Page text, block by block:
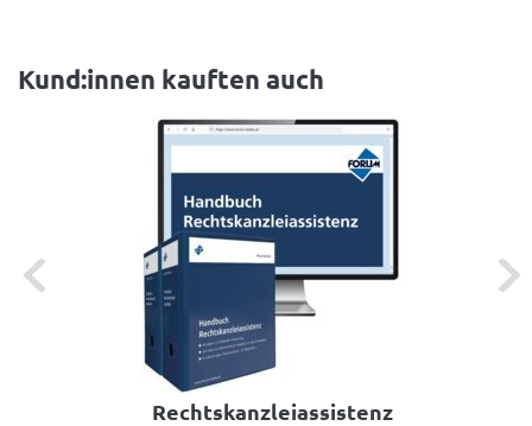
Kund:innen kauften auch
Previous Next
Rechtskanzleiassistenz